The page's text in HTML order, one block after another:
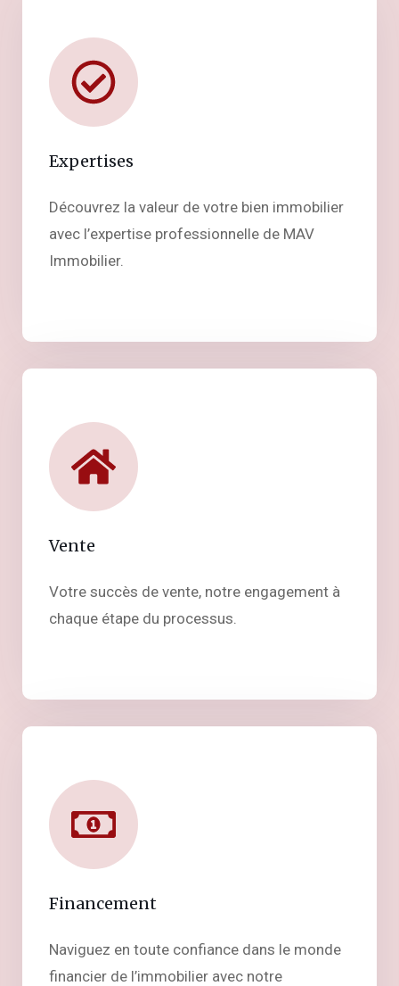
Expertises
Découvrez la valeur de votre bien immobilier
avec l’expertise professionnelle de MAV
Immobilier.
Vente
Votre succès de vente, notre engagement à
chaque étape du processus.
Financement
Naviguez en toute confiance dans le monde
financier de l’immobilier avec notre